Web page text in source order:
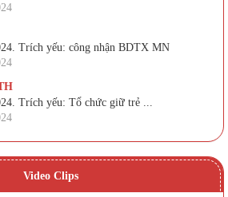
Trích yếu: công nhận BDTX MN
Trích yếu: Tổ chức giữ trẻ ...
Video Clips